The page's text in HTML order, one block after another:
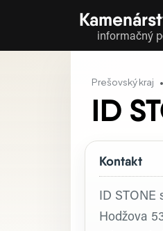
informačný
Prešovský kraj
ID
Kontakt
ID STONE
Hodžova